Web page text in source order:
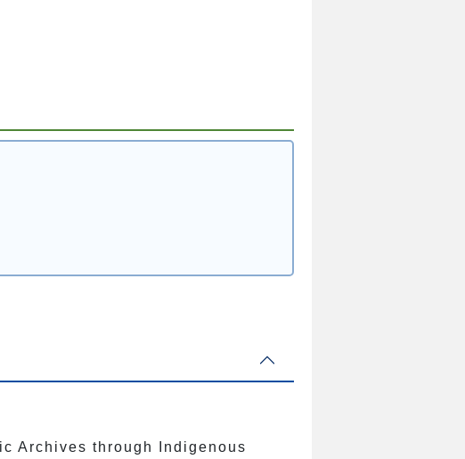
Archives through Indigenous